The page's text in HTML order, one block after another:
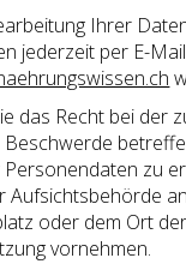
Ihrer
jederzeit per E-
das Recht bei der
zu
Aufsichtsbehörde
oder dem Ort
vornehmen.